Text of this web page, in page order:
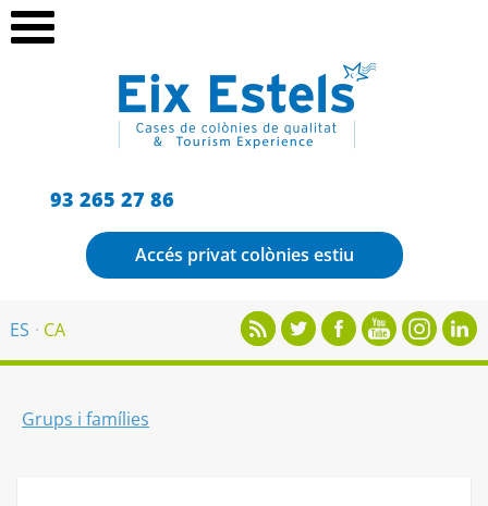
93 265 27 86
Accés privat colònies estiu
ES CA
Grups i famílies